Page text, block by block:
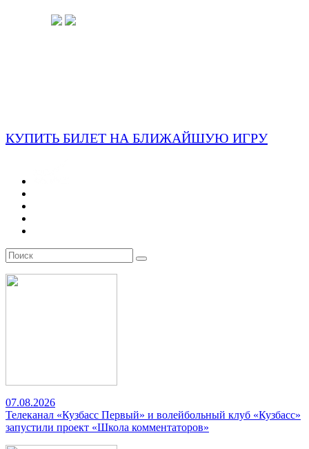
КУПИТЬ БИЛЕТ НА БЛИЖАЙШУЮ ИГРУ
07.08.2026
Телеканал «Кузбасс Первый» и волейбольный клуб «Кузбасс»
запустили проект «Школа комментаторов»